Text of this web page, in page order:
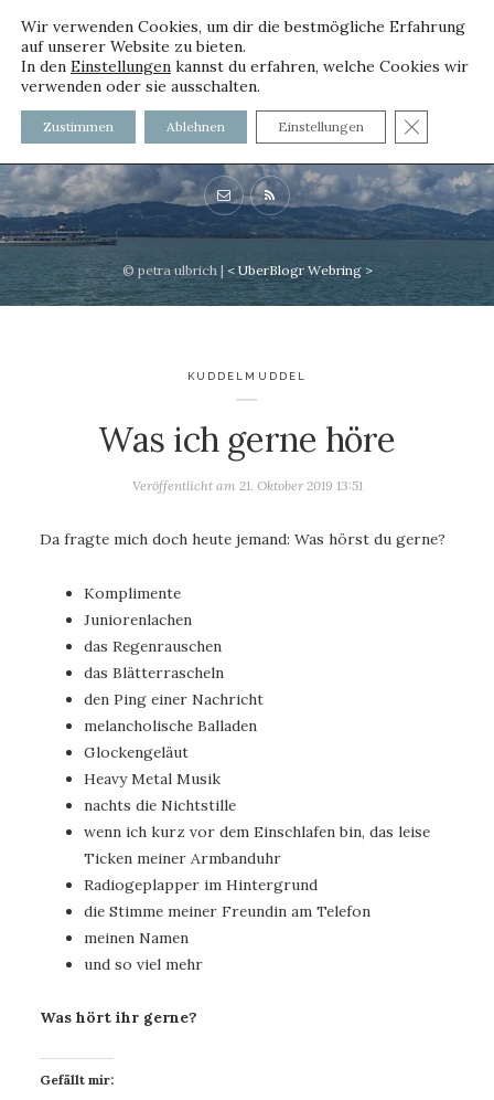
voller worte
mit und ohne Innenfutter
© petra ulbrich | < UberBlogr Webring >
KUDDELMUDDEL
Was ich gerne höre
Veröffentlicht am 21. Oktober 2019 13:51
Da fragte mich doch heute jemand: Was hörst du gerne?
Komplimente
Juniorenlachen
das Regenrauschen
das Blätterrascheln
den Ping einer Nachricht
melancholische Balladen
Glockengeläut
Heavy Metal Musik
nachts die Nichtstille
wenn ich kurz vor dem Einschlafen bin, das leise
Ticken meiner Armbanduhr
Radiogeplapper im Hintergrund
die Stimme meiner Freundin am Telefon
meinen Namen
und so viel mehr
Was hört ihr gerne?
Gefällt mir:
Wir verwenden Cookies, um dir die bestmögliche Erfahrung
auf unserer Website zu bieten.
In den Einstellungen kannst du erfahren, welche Cookies wir
verwenden oder sie ausschalten.
Zustimmen Ablehnen Einstellungen GDPR